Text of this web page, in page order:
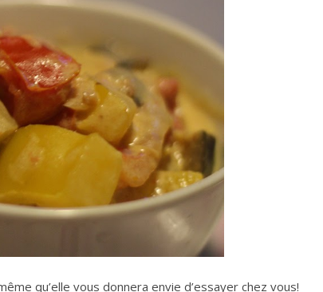
qu’elle vous donnera envie d’essayer chez vous!